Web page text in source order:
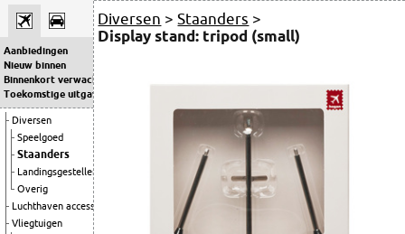
Aanbiedingen
Nieuw binnen
Binnenkort verwacht
Toekomstige uitgaven
Diversen
Speelgoed
Staanders
Landingsgestellen
Overig
Luchthaven accessoires
Vliegtuigen
Diversen >Staanders >
Display stand: tripod (small)